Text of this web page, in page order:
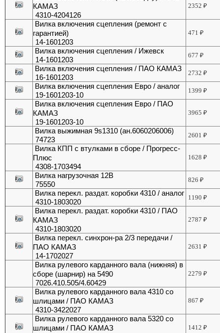
КАМАЗ
4310-4204126
2352₽
Вилка включения сцепления (ремонт с
гарантией)
14-1601203
471₽
Вилка включения сцепления / Ижевск
14-1601203
677₽
Вилка включения сцепления / ПАО КАМАЗ
16-1601203
2732₽
Вилка включения сцепления Евро / аналог
19-1601203-10
1399₽
Вилка включения сцепления Евро / ПАО
КАМАЗ
19-1601203-10
3965₽
Вилка выжимная 9s1310 (ан.6060206006)
74723
2601₽
Вилка КПП с втулками в сборе / Прогресс-
Плюс
4308-1703494
1628₽
Вилка нагрузочная 12В
75550
826₽
Вилка перекл. раздат. коробки 4310 / аналог
4310-1803020
1190₽
Вилка перекл. раздат. коробки 4310 / ПАО
КАМАЗ
4310-1803020
2787₽
Вилка перекл. синхрон-ра 2/3 передачи /
ПАО КАМАЗ
14-1702027
2631₽
Вилка рулевого карданного вала (нижняя) в
сборе (шарнир) на 5490
7026.410.505/4.60429
2279₽
Вилка рулевого карданного вала 4310 со
шлицами / ПАО КАМАЗ
4310-3422027
867₽
Вилка рулевого карданного вала 5320 со
шлицами / ПАО КАМАЗ
1412₽